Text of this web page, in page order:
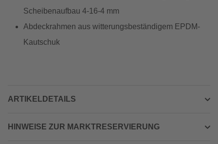
Scheibenaufbau 4-16-4 mm
Abdeckrahmen aus witterungsbeständigem EPDM-
Kautschuk
ARTIKELDETAILS
HINWEISE ZUR MARKTRESERVIERUNG